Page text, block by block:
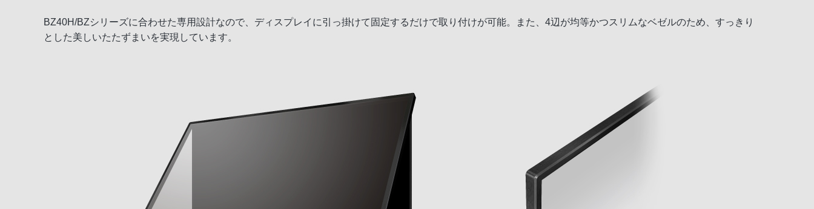
BZ40H/BZシリーズに合わせた専用設計なので、ディスプレイに引っ掛けて固定するだけで取り付けが可能。また、4辺が均等かつスリムなベゼルのため、すっきり
とした美しいたたずまいを実現しています。